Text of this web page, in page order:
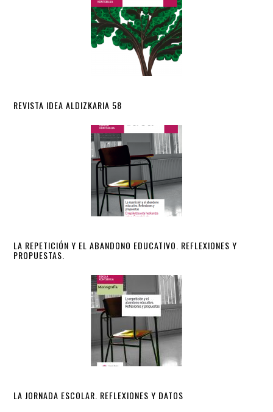
REVISTA IDEA ALDIZKARIA 58
LA REPETICIÓN Y EL ABANDONO EDUCATIVO. REFLEXIONES Y
PROPUESTAS.
LA JORNADA ESCOLAR. REFLEXIONES Y DATOS